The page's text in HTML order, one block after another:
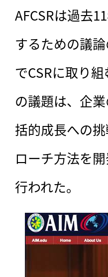
AFCSRは過去
するための議
でCSRに取り
の議題は、企
括的成長への
ローチ方法を
行われた。